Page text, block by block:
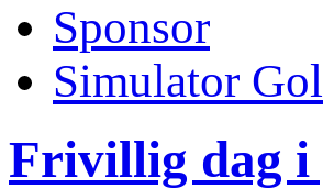
Sponsor
Simulator
Frivillig dag i